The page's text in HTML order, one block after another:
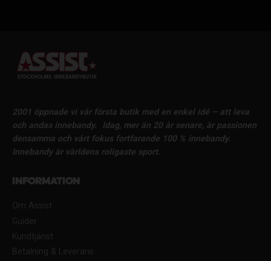
2001 öppnade vi vår första butik med en enkel idé – att leva
och andas innebandy.
Idag, mer än 20 år senare, är passionen
densamma och vårt fokus fortfarande 100 % innebandy.
Innebandy är världens roligaste sport.
Information
Om Assist
Guider
Kundtjänst
Betalning & Leverans